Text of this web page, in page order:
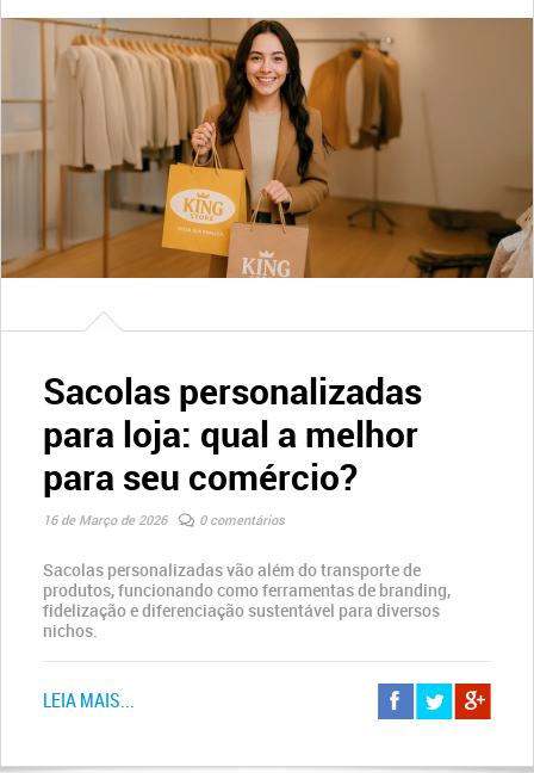
Sacolas personalizadas
para loja: qual a melhor
para seu comércio?
16 de Março de 2026 0 comentários
Sacolas personalizadas vão além do transporte de
produtos, funcionando como ferramentas de branding,
fidelização e diferenciação sustentável para diversos
nichos.
LEIA MAIS...